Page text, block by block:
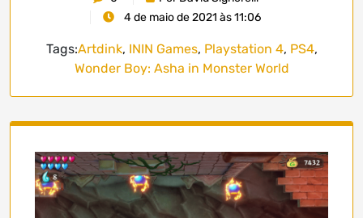
4 de maio de 2021 às 11:06
Tags:Artdink, ININ Games, Playstation 4, PS4,
Wonder Boy: Asha in Monster World